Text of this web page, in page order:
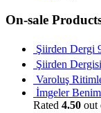
On-sale
Şiirden Dergi
Şiirden
Varoluş
İmgeler
Rated 4.50 out